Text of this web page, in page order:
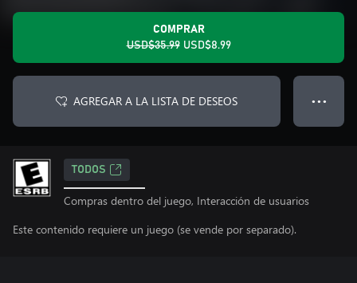
COMPRAR
USD$35.99 USD$8.99
AGREGAR A LA LISTA DE DESEOS ● ● ●
TODOS
Compras dentro del juego, Interacción de usuarios
Este contenido requiere un juego (se vende por separado).